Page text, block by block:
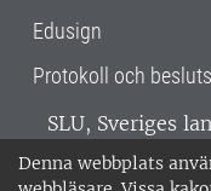
Denna webbplats
Edusign
Protokoll och
SLU, Sveriges
verksamhet
Alnarp, Uppsala